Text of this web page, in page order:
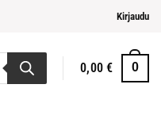
Kirjaudu
0,00€ 0